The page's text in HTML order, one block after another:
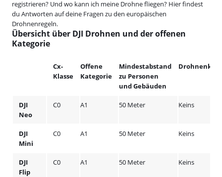
registrieren? Und wo kann ich meine Drohne fliegen? Hier findest
du Antworten auf deine Fragen zu den europäischen
Drohnenregeln.
Übersicht über DJI Drohnen und der offenen
Kategorie
Cx-
Klasse
Offene
Kategorie
Mindestabstand
zu Personen
und Gebäuden
Drohnenkurs
DJI
Neo
C0 A1 50 Meter Keins
DJI
Mini
C0 A1 50 Meter Keins
DJI
Flip
C0 A1 50 Meter Keins